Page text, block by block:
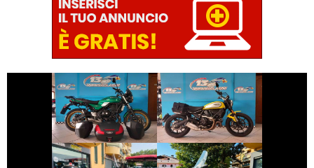
KAWASAKI Z650
€ 6.590 €
DUCATI
SCRAMBLER
€ 6.590 €
€ 2.590 € € 2.890 €